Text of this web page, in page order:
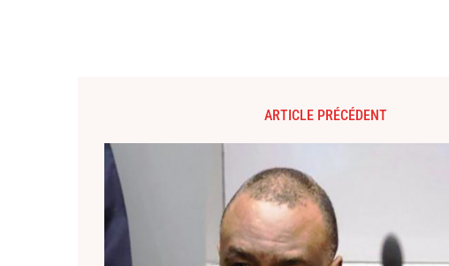
ARTICLE PRÉCÉDENT